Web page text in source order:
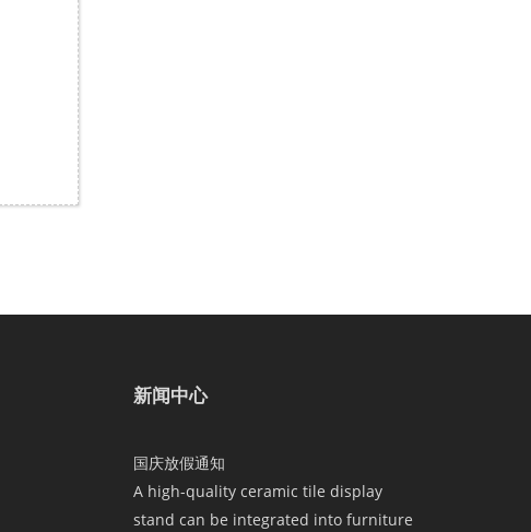
新闻中心
国庆放假通知
A high-quality ceramic tile display
stand can be integrated into furniture